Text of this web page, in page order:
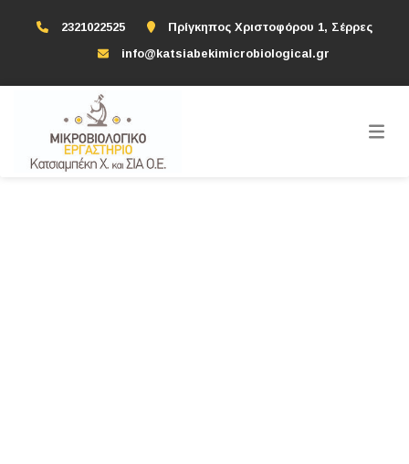
2321022525
Πρίγκηπος Χριστοφόρου 1, Σέρρες
info@katsiabekimicrobiological.gr